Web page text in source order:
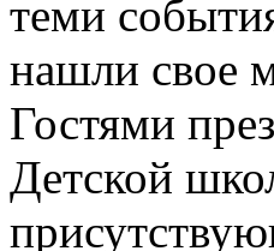
теми
нашли свое
Гостями
Детской